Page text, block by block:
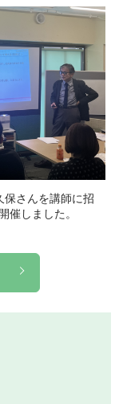
さんを講師に招
催しました。